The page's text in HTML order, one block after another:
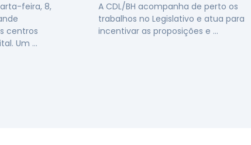
feira, 8,
centros
Um …
A CDL/BH acompanha de perto os
trabalhos no Legislativo e atua para
incentivar as proposições e …